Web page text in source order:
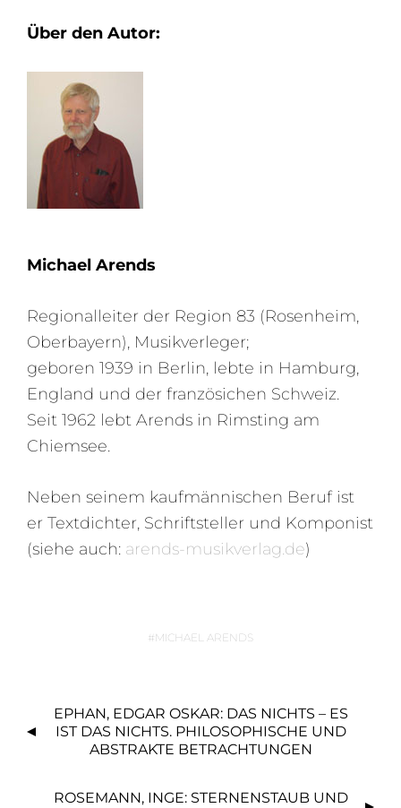
Über den Autor:
Michael Arends
Regionalleiter der Region 83 (Rosenheim,
Oberbayern), Musikverleger;
geboren 1939 in Berlin, lebte in Hamburg,
England und der französichen Schweiz.
Seit 1962 lebt Arends in Rimsting am
Chiemsee.
Neben seinem kaufmännischen Beruf ist
er Textdichter, Schriftsteller und Komponist
(siehe auch: arends-musikverlag.de)
MICHAEL ARENDS
E
EPHAN, EDGAR OSKAR: DAS NICHTS – ES
IST DAS NICHTS. PHILOSOPHISCHE UND
ABSTRAKTE BETRACHTUNGEN
ROSEMANN, INGE: STERNENSTAUB UND